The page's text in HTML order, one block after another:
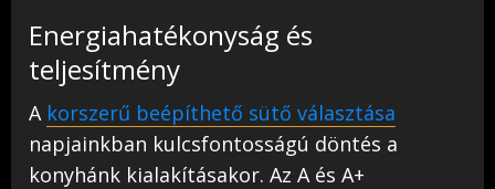
Energiahatékonyság és
teljesítmény
A korszerű beépíthető sütő választása
napjainkban kulcsfontosságú döntés a
konyhánk kialakításakor. Az A és A+